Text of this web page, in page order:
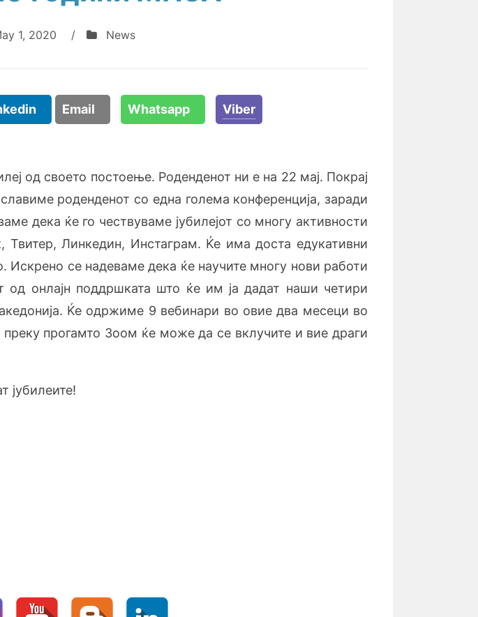
1, 2020 / News
Email Whatsapp Viber
од своето постоење. Роденденот ни е на 22 мај. Покрај
роденденот со една голема конференција, заради
дека ќе го чествуваме јубилејот со многу активности
Твитер, Линкедин, Инстаграм. Ќе има доста едукативни
се надеваме дека ќе научите многу нови работи
од онлајн поддршката што ќе им ја дадат наши четири
Ќе одржиме 9 вебинари во овие два месеци во
прогамто Зоом ќе може да се вклучите и вие драги
јубилеите!